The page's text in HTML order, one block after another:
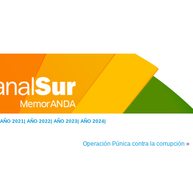
AÑO 2021| AÑO 2022| AÑO 2023| AÑO 2024|
Operación Púnica contra la corrupción »